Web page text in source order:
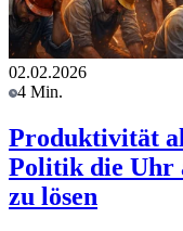
02.02.2026
4 Min.
Produktivität
Politik die Uhr
zu lösen